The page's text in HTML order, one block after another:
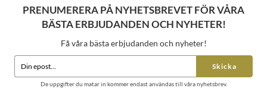
PRENUMERERA PÅ NYHETSBREVET FÖR VÅRA
BÄSTA ERBJUDANDEN OCH NYHETER!
Få våra bästa erbjudanden och nyheter!
Skicka
De uppgifter du matar in kommer endast användas till våra nyhetsbrev.